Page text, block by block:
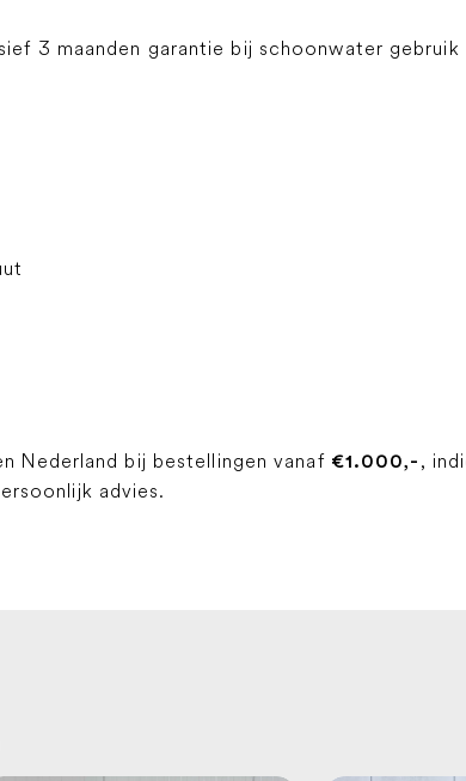
3 maanden garantie bij schoonwater
Nederland bij bestellingen vanaf €1.000,- ,
advies.